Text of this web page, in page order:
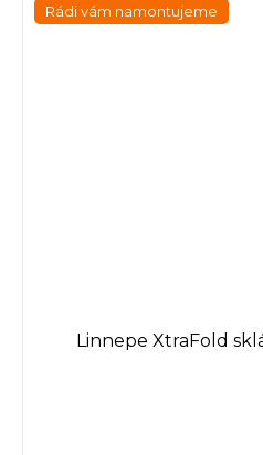
Rádi vám namontujeme
Linnepe XtraFold